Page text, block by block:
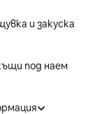
и закуска
под наем